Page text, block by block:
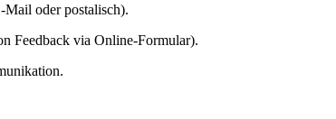
oder postalisch).
Feedback via Online-Formular).